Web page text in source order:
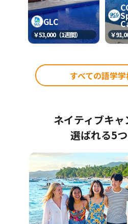
GLC
￥53,000（1週間） ￥
すべての語学
ネイティブキ
選ばれる5